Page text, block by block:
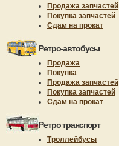
Продажа запчастей
Покупка запчастей
Сдам на прокат
Ретро-автобусы
Продажа
Покупка
Продажа запчастей
Покупка запчастей
Сдам на прокат
Ретро транспорт
Троллейбусы